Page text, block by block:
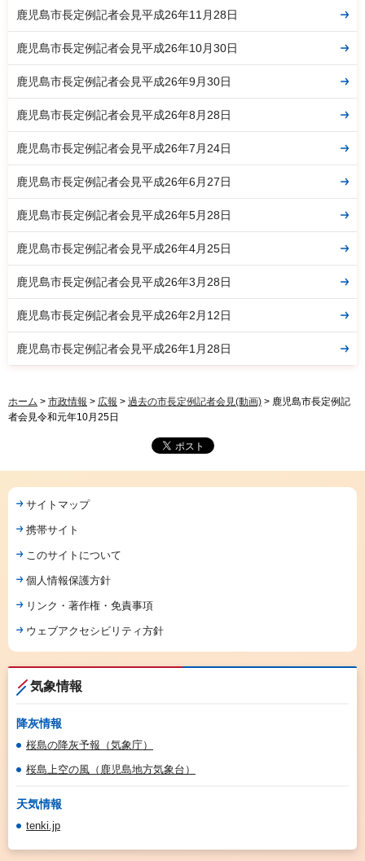
鹿児島市長定例記者会見平成26年11月28日
鹿児島市長定例記者会見平成26年10月30日
鹿児島市長定例記者会見平成26年9月30日
鹿児島市長定例記者会見平成26年8月28日
鹿児島市長定例記者会見平成26年7月24日
鹿児島市長定例記者会見平成26年6月27日
鹿児島市長定例記者会見平成26年5月28日
鹿児島市長定例記者会見平成26年4月25日
鹿児島市長定例記者会見平成26年3月28日
鹿児島市長定例記者会見平成26年2月12日
鹿児島市長定例記者会見平成26年1月28日
ホーム > 市政情報 > 広報 > 過去の市長定例記者会見(動画) > 鹿児島市長定例記
者会見令和元年10月25日
サイトマップ
携帯サイト
このサイトについて
個人情報保護方針
リンク・著作権・免責事項
ウェブアクセシビリティ方針
気象情報
降灰情報
桜島の降灰予報（気象庁）
桜島上空の風（鹿児島地方気象台）
天気情報
tenki.jp